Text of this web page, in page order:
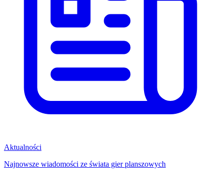
Aktualności
Najnowsze wiadomości ze świata gier planszowych